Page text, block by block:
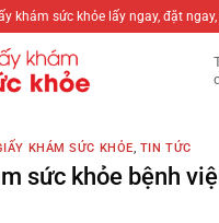
khám sức khỏe lấy ngay, đặt
KHÁM SỨC KHỎE, TIN TỨC
sức khỏe bệnh